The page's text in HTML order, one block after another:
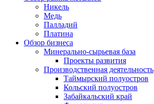
Никель
Медь
Палладий
Платина
Обзор бизнеса
Минерально-сырьевая база
Проекты развития
Производственная деятельность
Таймырский полуостров
Кольский полуостров
Забайкальский край